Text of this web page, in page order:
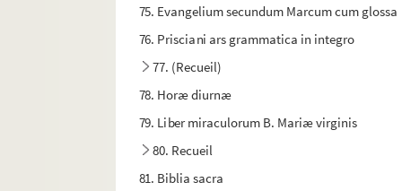
75. Evangelium secundum Marcum cum glossa
76. Prisciani ars grammatica in integro
77. (Recueil)
78. Horæ diurnæ
79. Liber miraculorum B. Mariæ virginis
80. Recueil
81. Biblia sacra